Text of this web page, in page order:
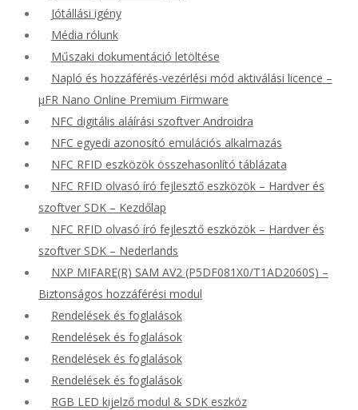
Jótállási igény
Média rólunk
Műszaki dokumentáció letöltése
Napló és hozzáférés-vezérlési mód aktiválási licence –
μFR Nano Online Premium Firmware
NFC digitális aláírási szoftver Androidra
NFC egyedi azonosító emulációs alkalmazás
NFC RFID eszközök összehasonlító táblázata
NFC RFID olvasó író fejlesztő eszközök – Hardver és
szoftver SDK – Kezdőlap
NFC RFID olvasó író fejlesztő eszközök – Hardver és
szoftver SDK – Nederlands
NXP MIFARE(R) SAM AV2 (P5DF081X0/T1AD2060S) –
Biztonságos hozzáférési modul
Rendelések és foglalások
Rendelések és foglalások
Rendelések és foglalások
Rendelések és foglalások
RGB LED kijelző modul & SDK eszköz